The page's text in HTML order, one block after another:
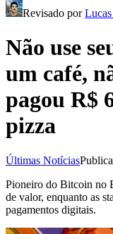
Revisado por
Não use
um café,
pagou R$
pizza
Últimas Notícias
Pioneiro do Bitcoin no
de valor, enquanto as
pagamentos digitais.